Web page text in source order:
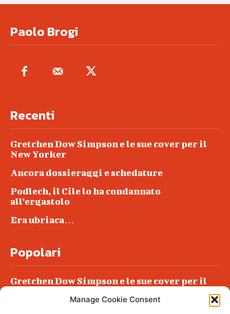
Manage Cookie Consent
Paolo Brogi
Recenti
Gretchen Dow Simpson e le sue cover per il
New Yorker
Ancora dossieraggi e schedature
Podlech, il Cile lo ha condannato
all’ergastolo
Era ubriaca…
Popolari
Gretchen Dow Simpson e le sue cover per il